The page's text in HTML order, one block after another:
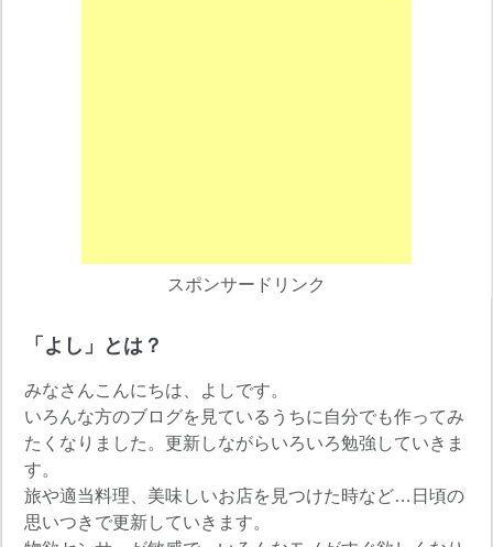
スポンサードリンク
「よし」とは？
みなさんこんにちは、よしです。
いろんな方のブログを見ているうちに自分でも作ってみ
たくなりました。更新しながらいろいろ勉強していきま
す。
旅や適当料理、美味しいお店を見つけた時など…日頃の
思いつきで更新していきます。